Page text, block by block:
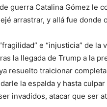
guerra Catalina Gómez le
arrastrar, y allá fue donde
e “injusticia” de la
la llegada de Trump a la
resuelto traicionar
la espalda y hasta
invadidos, atacar que ser